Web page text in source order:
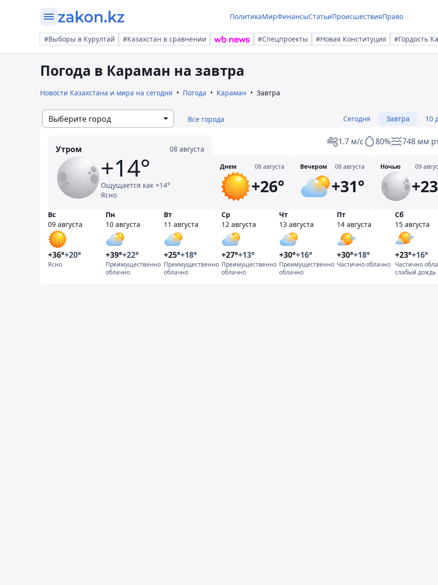
ПолитикаМирФинансыСтатьиПроисшествияПраво
#Выборы в Курултай #Казахстан в сравнении #Спецпроекты #Новая Конституция #Гордость
Погода в Караман на завтра
Новости Казахстана и мира на сегодня Погода Караман Завтра
Выберите город Все города Сегодня Завтра 10
Утром 08 августа
+14°
Ощущается как +14°
Ясно
1.7 м/с 80% 748 мм
Днем 08 августа
+26°
Вечером 08 августа
+31°
Ночью 09
Вс
09 августа
+36°+20°
Ясно
Пн
10 августа
+39°+22°
Преимущественно
облачно
Вт
11 августа
+25°+18°
Преимущественно
облачно
Ср
12 августа
+27°+13°
Преимущественно
облачно
Чт
13 августа
+30°+16°
Преимущественно
облачно
Пт
14 августа
+30°+18°
Частично облачно
Сб
15 августа
+23°+16°
Частично
слабый дождь